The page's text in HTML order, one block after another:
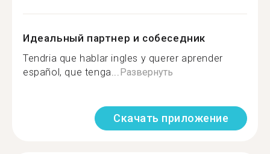
Идеальный партнер и собеседник
Tendria que hablar ingles y querer aprender
español, que tenga...Развернуть
Скачать приложение